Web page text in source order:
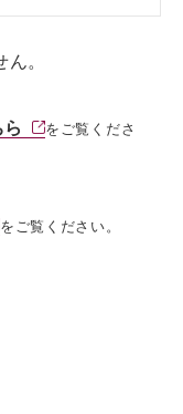
。
ら
をご覧くださ
をご覧ください。